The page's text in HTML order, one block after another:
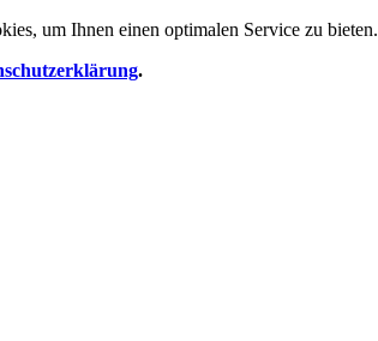
, um Ihnen einen optimalen Service zu bieten.
.